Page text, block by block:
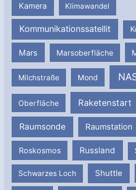
Kamera Klimawandel
Kommunikationssatellit
Mars Marsoberfläche
Milchstraße Mond
Oberfläche Raketenstart
Raumsonde Raumstation
Roskosmos Russland
Schwarzes Loch Shuttle